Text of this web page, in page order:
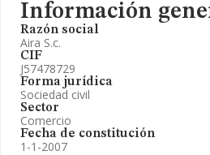
Información
Razón social
Aira S.c.
CIF
J57478729
Forma jurídica
Sociedad civil
Sector
Comercio
Fecha de constitución
1-1-2007